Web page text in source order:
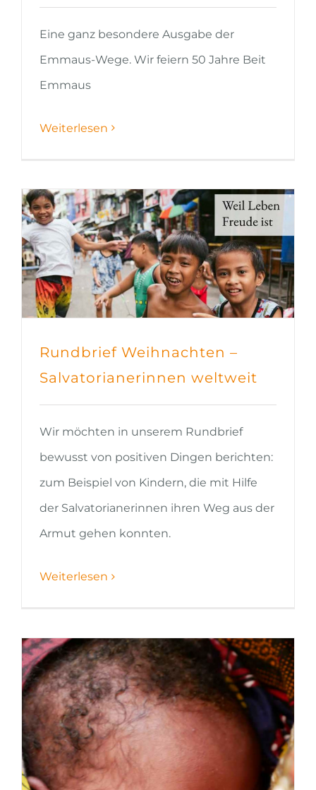
Eine ganz besondere Ausgabe der
Emmaus-Wege. Wir feiern 50 Jahre Beit
Emmaus
Weiterlesen
Rundbrief Weihnachten –
Salvatorianerinnen weltweit
Wir möchten in unserem Rundbrief
bewusst von positiven Dingen berichten:
zum Beispiel von Kindern, die mit Hilfe
der Salvatorianerinnen ihren Weg aus der
Armut gehen konnten.
Weiterlesen